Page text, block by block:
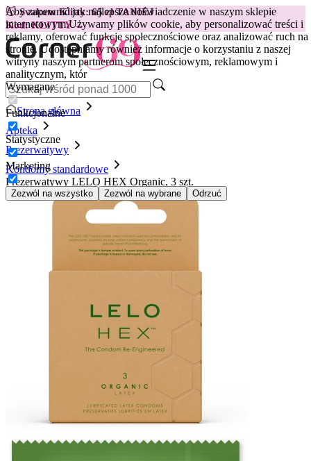
Aby zapewnić jak najlepsze doświadczenie w naszym sklepie
internetowym.Używamy plików cookie, aby personalizować treści i
reklamy, oferować funkcje społecznościowe oraz analizować ruch na
stronie. Udostępniamy również informacje o korzystaniu z naszej
witryny naszym partnerom społecznościowym, reklamowym i
analitycznym, któr
Wymagane
Funkcjonalne
Statystyczne
Marketing
Zezwól na wszystko Zezwól na wybrane Odrzuć
😽Svakom Klitty: 65 zł TANIEJ
Kod: KLITTY →
Strona główna
Apteka
Prezerwatywy
Kondomy standardowe
Prezerwatywy LELO HEX Organic, 3 szt.